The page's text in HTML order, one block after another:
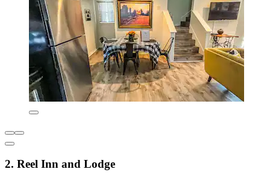
2. Reel Inn and Lodge